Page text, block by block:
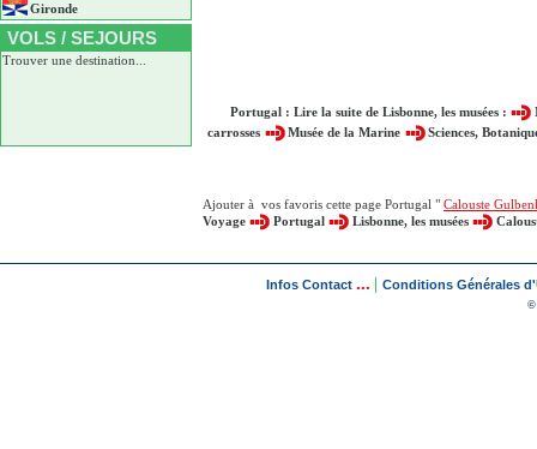
Gironde
VOLS / SEJOURS
Trouver une destination...
Portugal : Lire la suite de Lisbonne, les musées :
carrosses
Musée de la Marine Sciences,
Ajouter à vos favoris cette page Portugal " Calouste
Voyage
Portugal Lisbonne, les musées
Infos Contact ... Conditions Générales
©